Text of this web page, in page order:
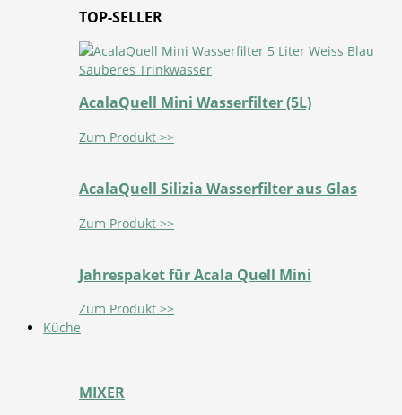
TOP-SELLER
AcalaQuell Mini Wasserfilter (5L)
Zum Produkt >>
AcalaQuell Silizia Wasserfilter aus Glas
Zum Produkt >>
Jahrespaket für Acala Quell Mini
Zum Produkt >>
Küche
MIXER